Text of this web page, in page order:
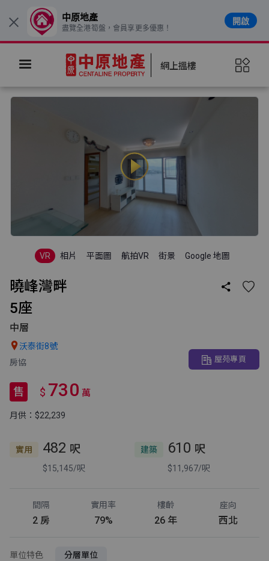
網上搵樓
VR 相片 平面圖 航拍VR 街景 Google 地圖
曉峰灣畔 
5座
中層
沃泰街8號
房協
屋苑專頁
售 $ 730 萬
月供：$22,239
實用 482 呎
$15,145/呎
建築 610 呎
$11,967/呎
間隔
2 房
實用率
79%
樓齡
26 年
座向
西北
單位特色 分層單位
× 中原地產
盡覽全港筍盤，會員享更多優惠！
開啟